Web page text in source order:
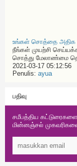
உங்கள் சொத்தை அதிக
நீங்கள் முயற்சி
சொத்து மேலாண்மை
2021-03-17 05:12:56
Penulis: ayua
பதிவு
சமீபத்திய
மின்னஞ்சல்